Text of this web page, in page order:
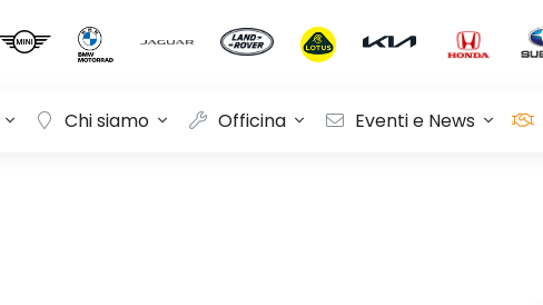
Chi siamo Officina Eventi e News